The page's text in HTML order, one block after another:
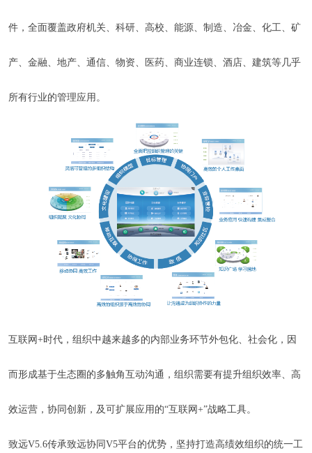
件，全面覆盖政府机关、科研、高校、能源、制造、冶金、化工、矿
产、金融、地产、通信、物资、医药、商业连锁、酒店、建筑等几乎
所有行业的管理应用。
互联网+时代，组织中越来越多的内部业务环节外包化、社会化，因
而形成基于生态圈的多触角互动沟通，组织需要有提升组织效率、高
效运营，协同创新，及可扩展应用的“互联网+”战略工具。
致远V5.6传承致远协同V5平台的优势，坚持打造高绩效组织的统一工